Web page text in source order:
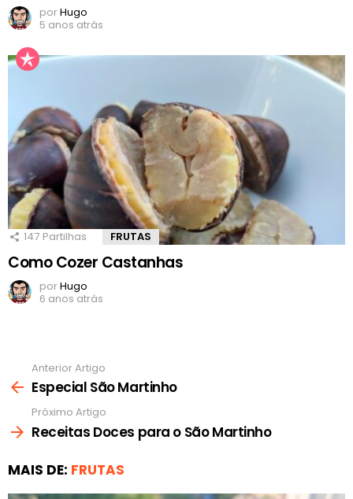
porHugo
5 anos atrás
147 Partilhas FRUTAS
Como Cozer Castanhas
porHugo
6 anos atrás
mais
Anterior Artigo
Especial São Martinho
Próximo Artigo
Receitas Doces para o São Martinho
MAIS DE: FRUTAS